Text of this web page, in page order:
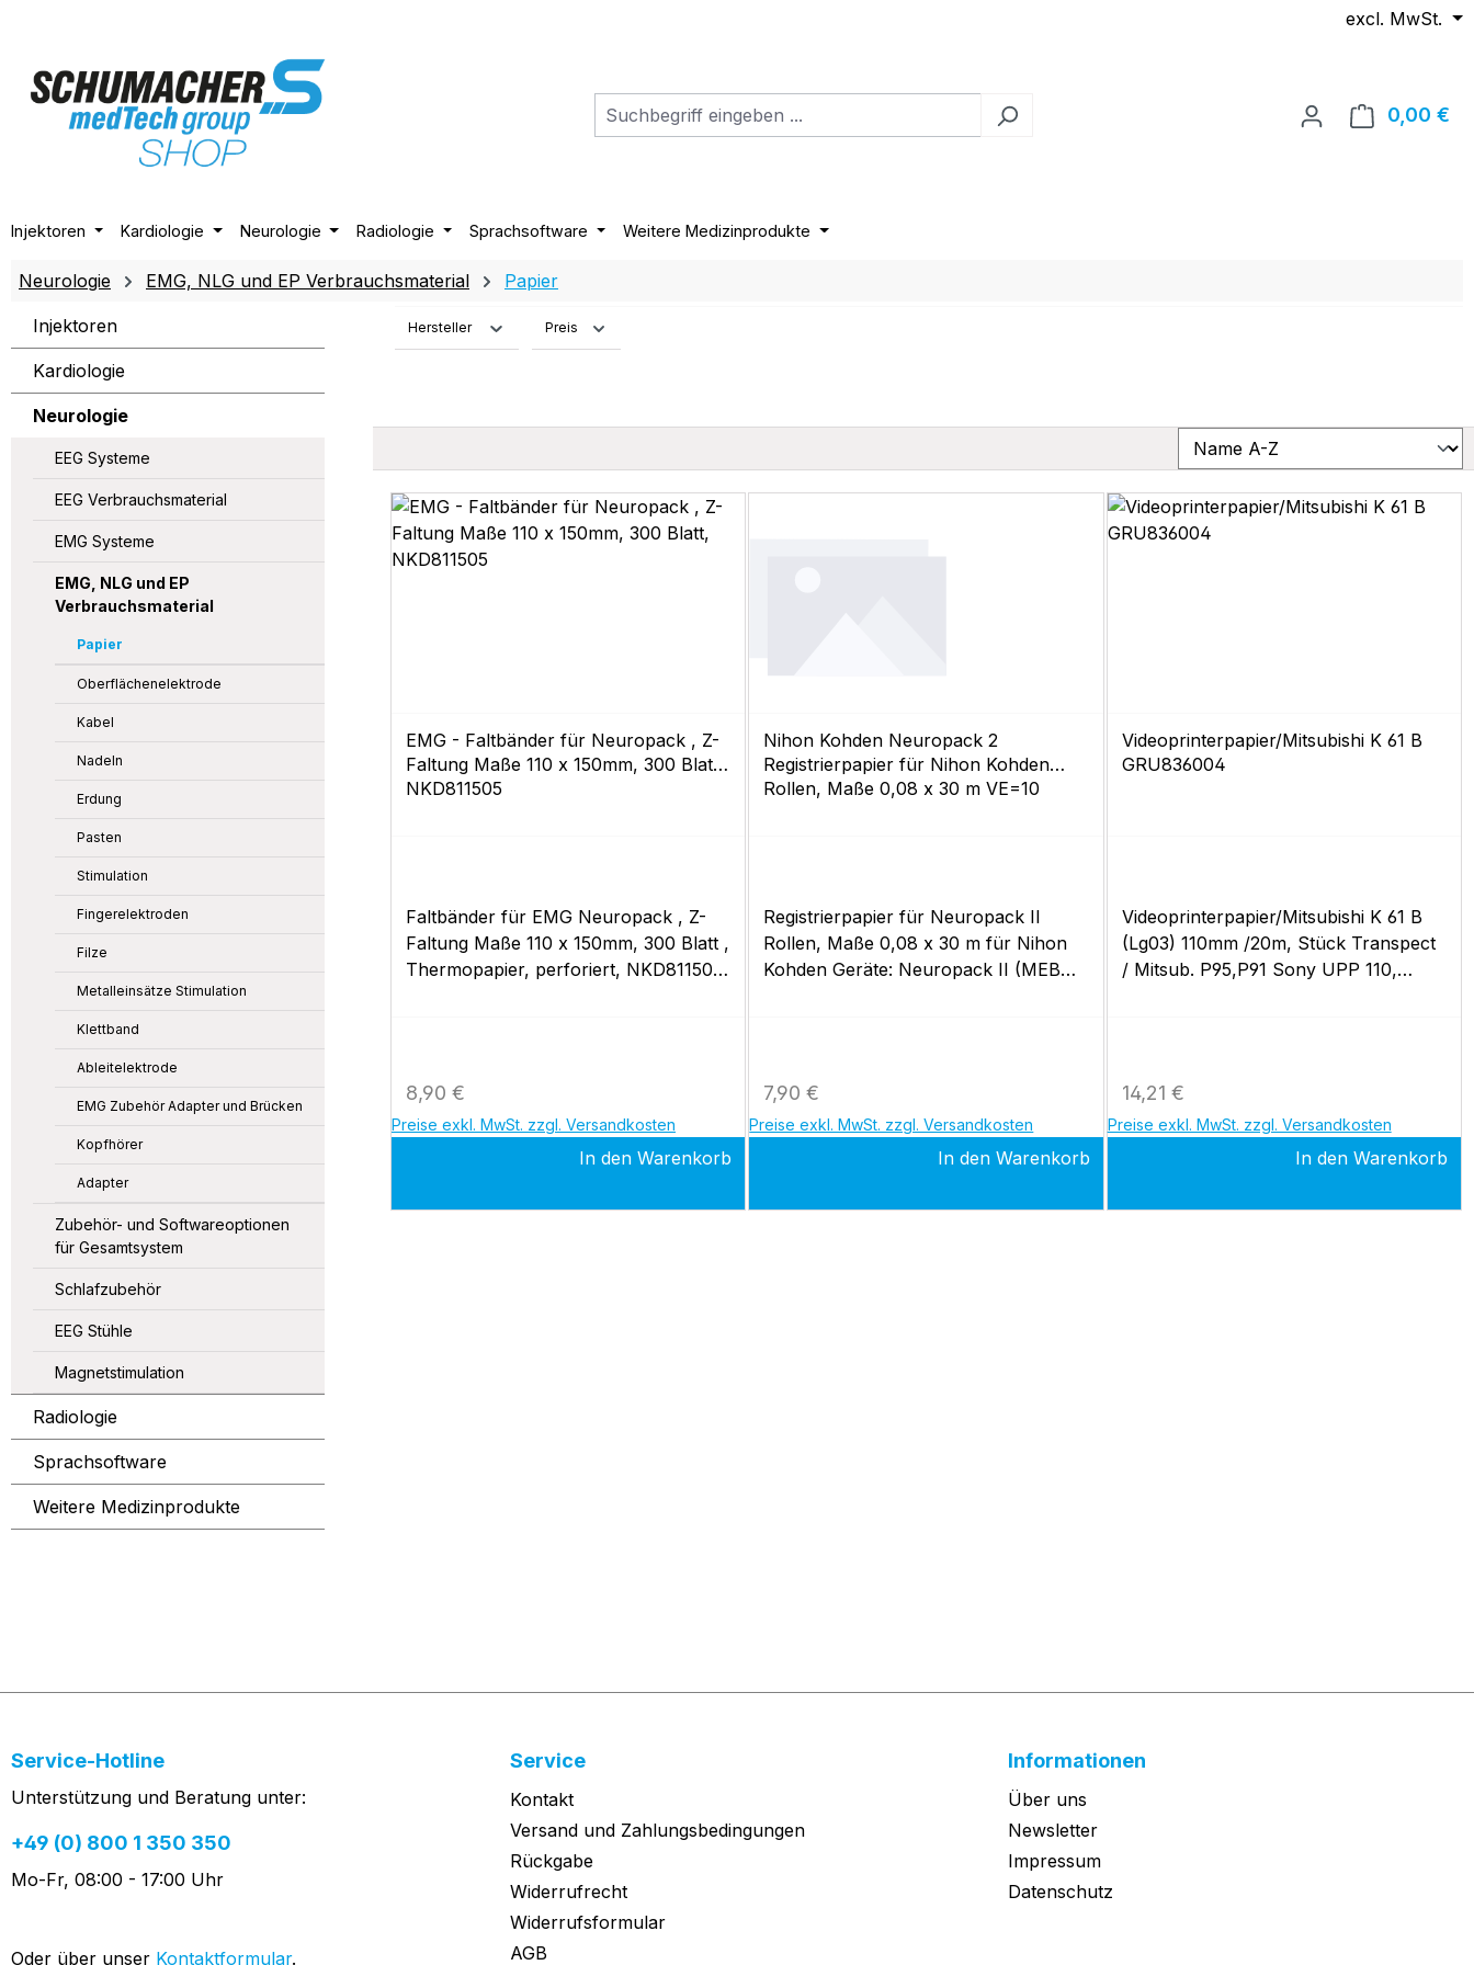
excl. MwSt.
0,00 €
Injektoren Kardiologie Neurologie Radiologie Sprachsoftware Weitere Medizinprodukte
Neurologie EMG, NLG und EP Verbrauchsmaterial Papier
Injektoren
Kardiologie
Neurologie
EEG Systeme
EEG Verbrauchsmaterial
EMG Systeme
EMG, NLG und EP
Verbrauchsmaterial
Papier
Oberflächenelektrode
Kabel
Nadeln
Erdung
Pasten
Stimulation
Fingerelektroden
Filze
Metalleinsätze Stimulation
Klettband
Ableitelektrode
EMG Zubehör Adapter und Brücken
Kopfhörer
Adapter
Zubehör- und Softwareoptionen
für Gesamtsystem
Schlafzubehör
EEG Stühle
Magnetstimulation
Radiologie
Sprachsoftware
Weitere Medizinprodukte
Hersteller Preis
EMG - Faltbänder für Neuropack , Z-
Faltung Maße 110 x 150mm, 300 Blatt,
NKD811505
Faltbänder für EMG Neuropack , Z-
Faltung Maße 110 x 150mm, 300 Blatt ,
Thermopapier, perforiert, NKD811505
Regulärer Preis:
8,90 €
Preise exkl. MwSt. zzgl. Versandkosten
In den Warenkorb
Nihon Kohden Neuropack 2
Registrierpapier für Nihon Kohden
Rollen, Maße 0,08 x 30 m VE=10
Registrierpapier für Neuropack II
Rollen, Maße 0,08 x 30 m für Nihon
Kohden Geräte: Neuropack II (MEB
Regulärer Preis:
7,90 €
Preise exkl. MwSt. zzgl. Versandkosten
In den Warenkorb
Videoprinterpapier/Mitsubishi K 61 B
GRU836004
Videoprinterpapier/Mitsubishi K 61 B
(Lg03) 110mm /20m, Stück Transpect
/ Mitsub. P95,P91 Sony UPP 110,
Regulärer Preis:
14,21 €
Preise exkl. MwSt. zzgl. Versandkosten
In den Warenkorb
Service-Hotline
Unterstützung und Beratung unter:
+49 (0) 800 1 350 350
Mo-Fr, 08:00 - 17:00 Uhr
Oder über unser Kontaktformular.
Service
Kontakt
Versand und Zahlungsbedingungen
Rückgabe
Widerrufrecht
Widerrufsformular
AGB
Informationen
Über uns
Newsletter
Impressum
Datenschutz